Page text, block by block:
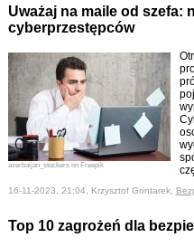
Uważaj na maile od szefa:
cyberprzestępców
azerbaijan_stockers on Freepik
16-11-2023, 21:04, Krzysztof Gontarek,
Top 10 zagrożeń dla